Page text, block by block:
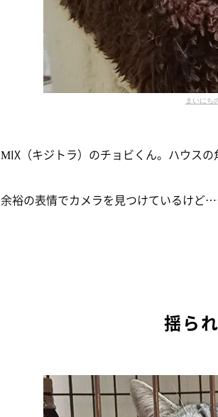
まいにち
MIX（キジトラ）のチョビくん。ハウス
余裕の表情でカメラを見つけているけ
揺ら